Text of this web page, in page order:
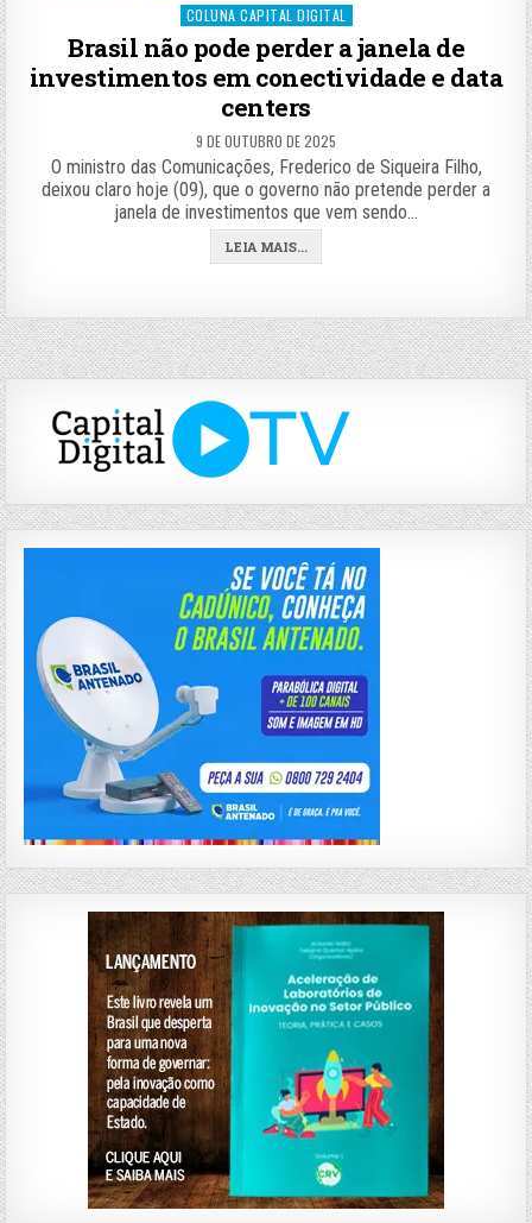
Posted
COLUNA CAPITAL DIGITAL
Brasil não pode perder a janela de
investimentos em conectividade e data
centers
9 DE OUTUBRO DE 2025
O ministro das Comunicações, Frederico de Siqueira Filho,
deixou claro hoje (09), que o governo não pretende perder a
janela de investimentos que vem sendo…
LEIA MAIS...